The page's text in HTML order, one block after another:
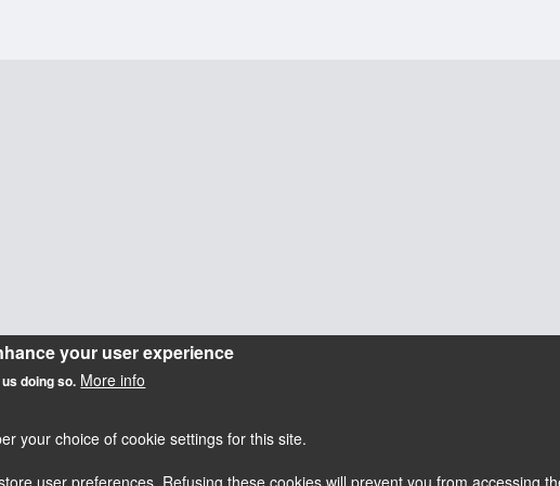
your user experience
doing so. More info
your choice of cookie settings for this site.
user preferences. Refusing these cookies will prevent you from accessing